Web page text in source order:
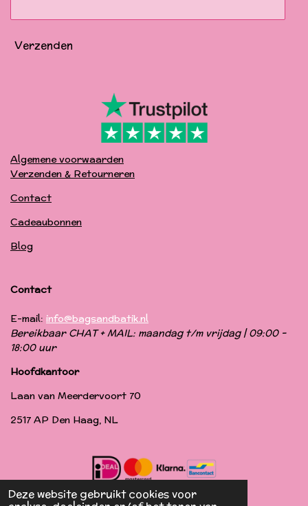
Deze website gebruikt cookies voor
Verzenden
Algemene voorwaarden
Verzenden & Retourneren
Contact
Cadeaubonnen
Blog
Contact
E-mail: info@bagsandbatik.nl
Bereikbaar CHAT + MAIL: maandag t/m vrijdag | 09:00 -
18:00 uur
Hoofdkantoor
Laan van Meerdervoort 70
2517 AP Den Haag, NL
© 2019 - 2024 Bags & Batik